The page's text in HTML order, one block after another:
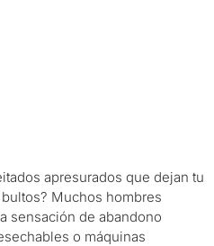
apresurados que dejan tu
Muchos hombres
sensación de abandono
o máquinas